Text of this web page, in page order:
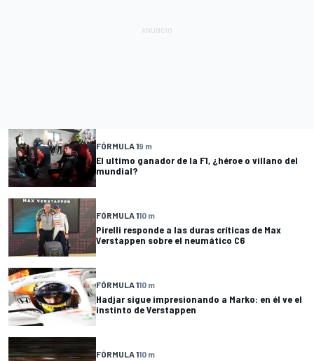
FÓRMULA 19 m
El ultimo ganador de la F1, ¿héroe o villano del
mundial?
FÓRMULA 110 m
Pirelli responde a las duras críticas de Max
Verstappen sobre el neumático C6
FÓRMULA 110 m
Hadjar sigue impresionando a Marko: en él ve el
instinto de Verstappen
FÓRMULA 110 m